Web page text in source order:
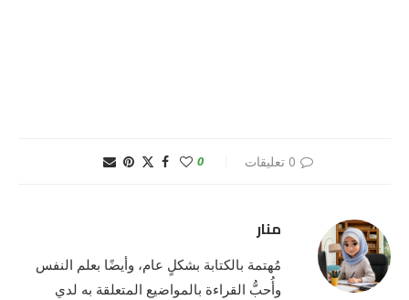
0 تعليقات 0
منار
مُهتمة بالكتابة بشكلٍ عام، وأيضًا بعلم النفس
وأُحبُّ القراءة بالمواضيع المتعلقة به لدي